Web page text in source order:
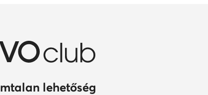
lehetőség